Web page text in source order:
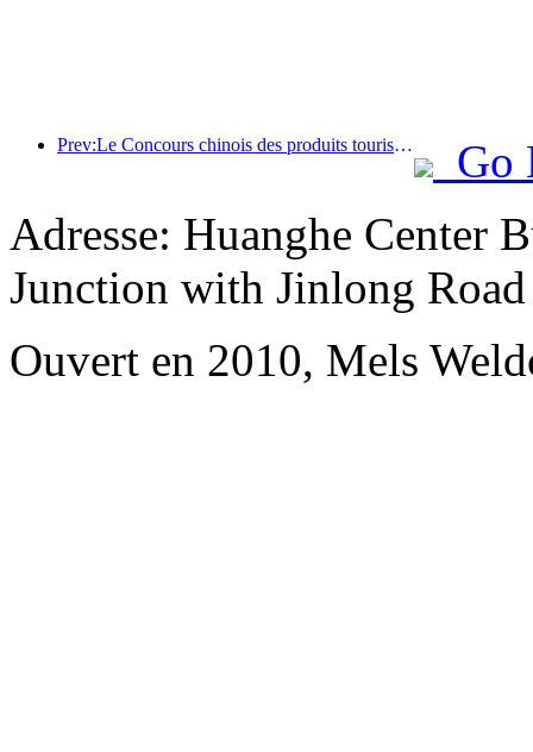
Prev:Le Concours chinois des produits touristiques s'est tenu avec succès à Xiangtan, dans le Hunan.
Go
Adresse: Huanghe Center
Junction with Jinlong Road
Ouvert en 2010, Mels